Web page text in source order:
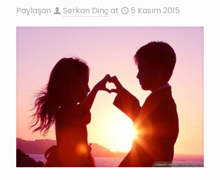
Paylaşan Serkan Dinçat 5 Kasım 2015